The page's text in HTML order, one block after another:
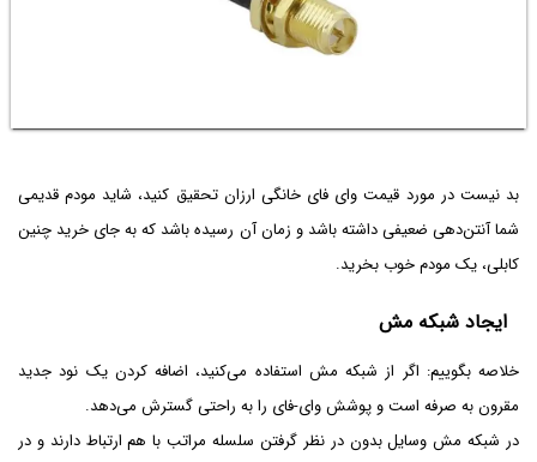
بد نیست در مورد قیمت وای فای خانگی ارزان تحقیق کنید، شاید مودم قدیمی
شما آنتن‌دهی ضعیفی داشته باشد و زمان آن رسیده باشد که به جای خرید چنین
کابلی، یک مودم خوب بخرید.
ایجاد شبکه مش
خلاصه بگوییم: اگر از شبکه مش استفاده می‌کنید، اضافه کردن یک نود جدید
مقرون به صرفه است و پوشش وای-فای را به راحتی گسترش می‌دهد.
در شبکه مش وسایل بدون در نظر گرفتن سلسله مراتب با هم ارتباط دارند و در